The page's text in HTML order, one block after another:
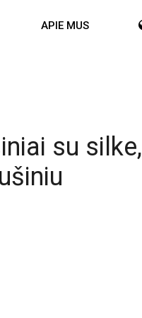
APIE MUS
su silke,